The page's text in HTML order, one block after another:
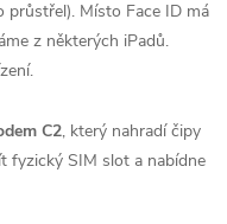
průstřel). Místo Face ID má
z některých iPadů.
C2, který nahradí čipy
fyzický SIM slot a nabídne